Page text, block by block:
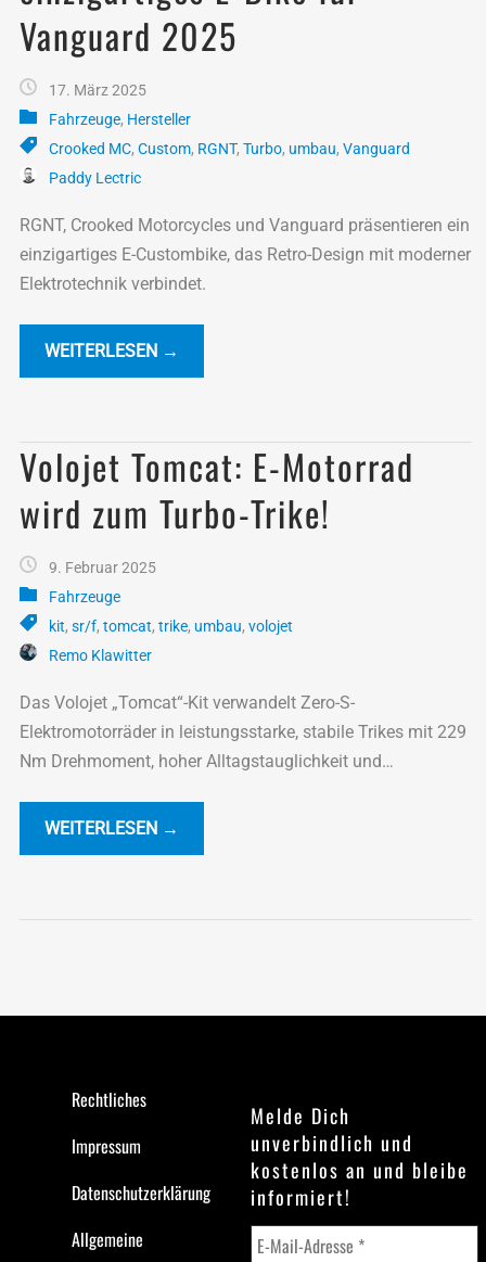
Vanguard 2025
17. März 2025
Fahrzeuge, Hersteller
Crooked MC, Custom, RGNT, Turbo, umbau, Vanguard
Paddy Lectric
RGNT, Crooked Motorcycles und Vanguard präsentieren ein
einzigartiges E-Custombike, das Retro-Design mit moderner
Elektrotechnik verbindet.
WEITERLESEN →
Volojet Tomcat: E-Motorrad
wird zum Turbo-Trike!
9. Februar 2025
Fahrzeuge
kit, sr/f, tomcat, trike, umbau, volojet
Remo Klawitter
Das Volojet „Tomcat“-Kit verwandelt Zero-S-
Elektromotorräder in leistungsstarke, stabile Trikes mit 229
Nm Drehmoment, hoher Alltagstauglichkeit und
WEITERLESEN →
Rechtliches
Impressum
Datenschutzerklärung
Allgemeine
Melde Dich
unverbindlich und
kostenlos an und bleibe
informiert!